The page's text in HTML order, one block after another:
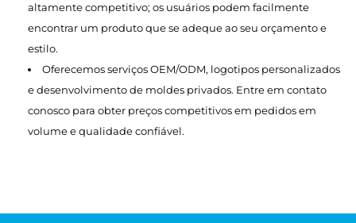
altamente competitivo; os usuários podem facilmente
encontrar um produto que se adeque ao seu orçamento e
estilo.
Oferecemos serviços OEM/ODM, logotipos personalizados
e desenvolvimento de moldes privados. Entre em contato
conosco para obter preços competitivos em pedidos em
volume e qualidade confiável.